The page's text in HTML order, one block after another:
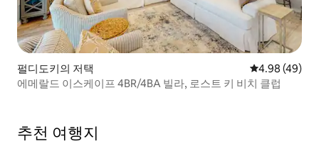
펄디도키의 저택 평점 4.98점(5
4.98 (49)
에메랄드 이스케이프 4BR/4BA 빌라, 로스트 키 비치 클럽
추천 여행지